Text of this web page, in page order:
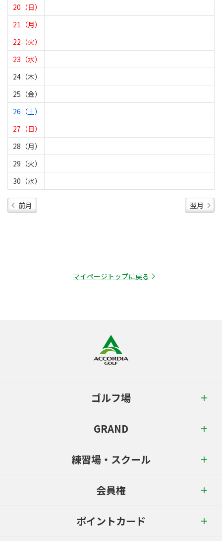
20（日）
21（月）
22（火）
23（水）
24（木）
25（金）
26（土）
27（日）
28（月）
29（火）
30（水）
前月 翌月
マイページトップに戻る
ゴルフ場
GRAND
練習場・スクール
会員権
ポイントカード